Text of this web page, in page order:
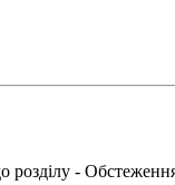
розділу -